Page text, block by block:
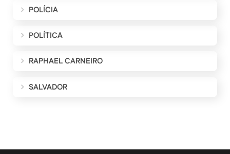
POLÍCIA
POLÍTICA
RAPHAEL CARNEIRO
SALVADOR